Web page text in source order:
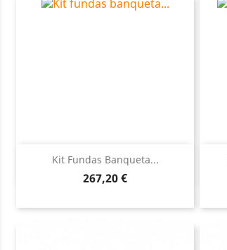
Kit Fundas Banqueta...
Precio
267,20 €
Vista rápida